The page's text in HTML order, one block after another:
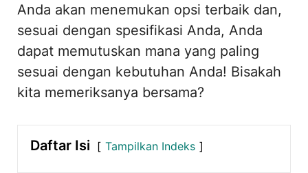
Anda akan menemukan opsi terbaik dan,
sesuai dengan spesifikasi Anda, Anda
dapat memutuskan mana yang paling
sesuai dengan kebutuhan Anda! Bisakah
kita memeriksanya bersama?
Daftar Isi Tampilkan Indeks